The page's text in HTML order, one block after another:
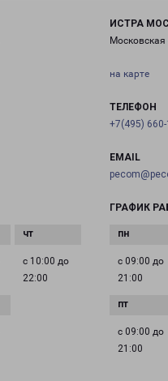
с 10:00 до
22:00
ИСТРА
на карте
ТЕЛЕФОН
+7(495) 660-
EMAIL
ГРАФИК
с 09:00 до
21:00
с 09:00 до
21:00